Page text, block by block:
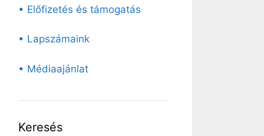
• Előfizetés és támogatás
• Lapszámaink
• Médiaajánlat
Keresés